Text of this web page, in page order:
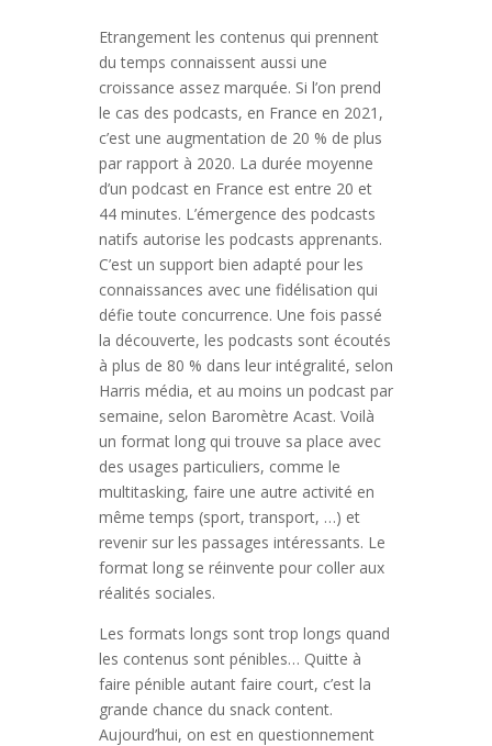
Etrangement les contenus qui prennent
du temps connaissent aussi une
croissance assez marquée. Si l’on prend
le cas des podcasts, en France en 2021,
c’est une augmentation de 20 % de plus
par rapport à 2020. La durée moyenne
d’un podcast en France est entre 20 et
44 minutes. L’émergence des podcasts
natifs autorise les podcasts apprenants.
C’est un support bien adapté pour les
connaissances avec une fidélisation qui
défie toute concurrence. Une fois passé
la découverte, les podcasts sont écoutés
à plus de 80 % dans leur intégralité, selon
Harris média, et au moins un podcast par
semaine, selon Baromètre Acast. Voilà
un format long qui trouve sa place avec
des usages particuliers, comme le
multitasking, faire une autre activité en
même temps (sport, transport, …) et
revenir sur les passages intéressants. Le
format long se réinvente pour coller aux
réalités sociales.
Les formats longs sont trop longs quand
les contenus sont pénibles… Quitte à
faire pénible autant faire court, c’est la
grande chance du snack content.
Aujourd’hui, on est en questionnement